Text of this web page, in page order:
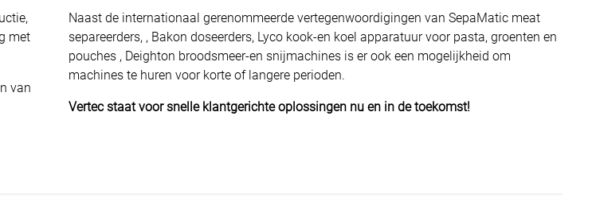
met
van
Naast de internationaal gerenommeerde vertegenwoordigingen van SepaMatic meat
separeerders, , Bakon doseerders, Lyco kook-en koel apparatuur voor pasta, groenten en
pouches , Deighton broodsmeer-en snijmachines is er ook een mogelijkheid om
machines te huren voor korte of langere perioden.
Vertec staat voor snelle klantgerichte oplossingen nu en in de toekomst!